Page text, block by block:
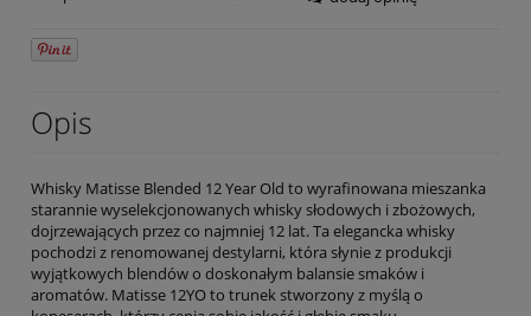
Opis
Whisky Matisse Blended 12 Year Old to wyrafinowana mieszanka
starannie wyselekcjonowanych whisky słodowych i zbożowych,
dojrzewających przez co najmniej 12 lat. Ta elegancka whisky
pochodzi z renomowanej destylarni, która słynie z produkcji
wyjątkowych blendów o doskonałym balansie smaków i
aromatów. Matisse 12YO to trunek stworzony z myślą o